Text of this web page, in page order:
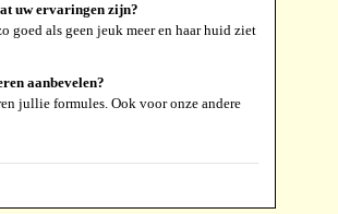
uw ervaringen zijn?
goed als geen jeuk meer en haar huid ziet
aanbevelen?
jullie formules. Ook voor onze andere